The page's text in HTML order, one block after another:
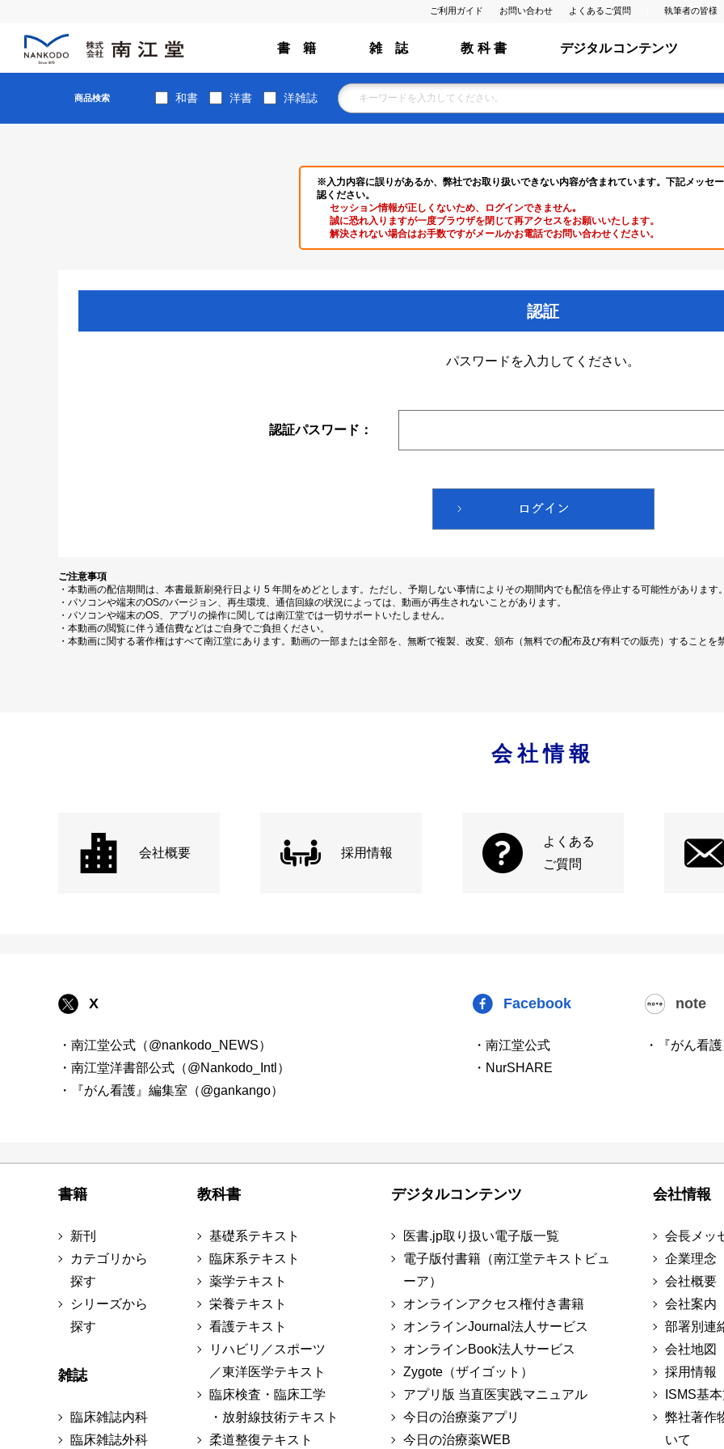
ご利用ガイド お問い合わせ よくあるご質問 執筆者の皆様
書 籍 雑 誌 教 科 書 デジタルコンテンツ
商品検索 和書 洋書 洋雑誌
※入力内容に誤りがあるか、弊社でお取り扱いできない内容が含まれています。下記メッセ
認ください。
セッション情報が正しくないため、ログインできません｡
誠に恐れ入りますが一度ブラウザを閉じて再アクセスをお願いいたします。
解決されない場合はお手数ですがメールかお電話でお問い合わせください。
認証
パスワードを入力してください。
認証パスワード：
ご注意事項
・本動画の配信期間は、本書最新刷発行日より 5 年間をめどとします。ただし、予期しない事情によりその期間内でも配信を停止する可能性があります。
・パソコンや端末のOSのバージョン、再生環境、通信回線の状況によっては、動画が再生されないことがあります。
・パソコンや端末のOS、アプリの操作に関しては南江堂では一切サポートいたしません。
・本動画の閲覧に伴う通信費などはご自身でご負担ください。
・本動画に関する著作権はすべて南江堂にあります。動画の一部または全部を、無断で複製、改変、頒布（無料での配布及び有料での販売）することを
会社情報
会社概要 採用情報
よくある
ご質問
X
・南江堂公式（@nankodo_NEWS）
・南江堂洋書部公式（@Nankodo_Intl）
・『がん看護』編集室（@gankango）
Facebook
・南江堂公式
・NurSHARE
note
・『がん看
書籍
新刊
カテゴリから
探す
シリーズから
探す
雑誌
臨床雑誌内科
臨床雑誌外科
教科書
基礎系テキスト
臨床系テキスト
薬学テキスト
栄養テキスト
看護テキスト
リハビリ／スポーツ
／東洋医学テキスト
臨床検査・臨床工学
・放射線技術テキスト
柔道整復テキスト
デジタルコンテンツ
医書.jp取り扱い電子版一覧
電子版付書籍（南江堂テキストビュ
ーア）
オンラインアクセス権付き書籍
オンラインJournal法人サービス
オンラインBook法人サービス
Zygote（ザイゴット）
アプリ版 当直医実践マニュアル
今日の治療薬アプリ
今日の治療薬WEB
会社情報
会長メッ
企業理念
会社概要
会社案内
部署別連
会社地図
採用情報
ISMS基
弊社著作
いて